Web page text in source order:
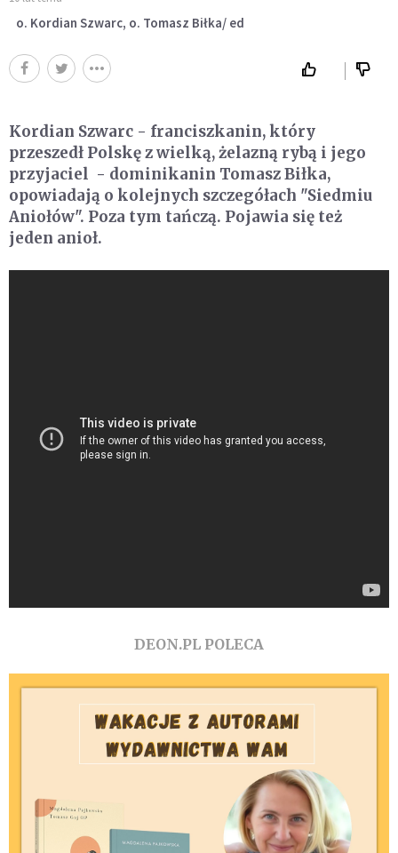
o. Kordian Szwarc, o. Tomasz Biłka/ ed
Kordian Szwarc - franciszkanin, który
przeszedł Polskę z wielką, żelazną rybą i jego
przyjaciel - dominikanin Tomasz Biłka,
opowiadają o kolejnych szczegółach "Siedmiu
Aniołów". Poza tym tańczą. Pojawia się też
jeden anioł.
DEON.PL POLECA